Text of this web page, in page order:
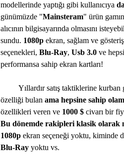
modellerinde yaptığı gibi kullanıcıya
günümüzde "Mainsteram" ürün
alıcının bilgisayarında olmasını
sundu. 1080p ekran, sağlam ve
seçenekleri, Blu-Ray, Usb 3.0 ve
performansa sahip ekran kartları!
Yıllardır satış taktiklerine kurban
özelliği bulan ama hepsine sahip
özellikleri veren ve 1000 $ civarı bir
Bu dönemde rakipleri klasik olarak
1080p ekran seçeneği yoktu, kiminde
Blu-Ray yoktu vs.